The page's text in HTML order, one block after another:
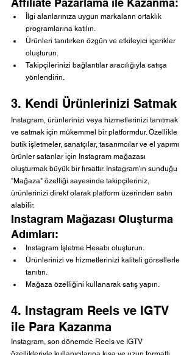
Affiliate Pazarlama ile Kazanma:
İlgi alanlarınıza uygun markaların ortaklık
programlarına katılın.
Ürünleri tanıtırken özgün ve etkileyici içerikler
oluşturun.
Takipçilerinizi bağlantılar aracılığıyla satışa
yönlendirin.
3. Kendi Ürünlerinizi Satmak
Instagram, ürünlerinizi veya hizmetlerinizi tanıtmak
ve satmak için mükemmel bir platformdur. Özellikle
butik işletmeler, sanatçılar, tasarımcılar ve el yapımı
ürünler satanlar için Instagram mağazası
oluşturmak büyük bir fırsattır. Instagram'ın sunduğu
"Mağaza" özelliği sayesinde takipçileriniz,
ürünlerinizi direkt olarak platform üzerinden satın
alabilir.
Instagram Mağazası Oluşturma
Adımları:
Instagram İşletme Hesabı oluşturun.
Ürünlerinizi ve hizmetlerinizi kaliteli görsellerle
tanıtın.
Mağaza özelliğini kullanarak satış yapın.
4. Instagram Reels ve IGTV
ile Para Kazanma
Instagram, son dönemde Reels ve IGTV